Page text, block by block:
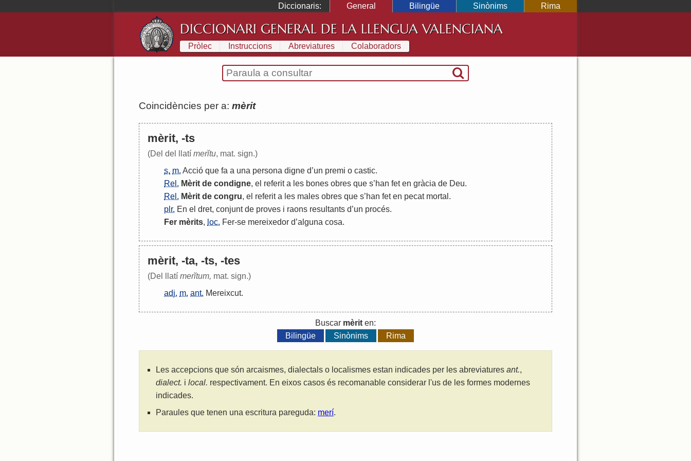
Diccionaris: General Bilingüe Sinònims Rima
DICCIONARI GENERAL DE LA LLENGUA VALENCIANA
Pròlec Instruccions Abreviatures Colaboradors
Coincidències per a: mèrit
mèrit, -ts
(Del del llatí merĭtu, mat. sign.)
s. m. Acció que fa a una persona digne d’un premi o castic.
Rel. Mèrit de condigne, el referit a les bones obres que s’han fet en gràcia de Deu.
Rel. Mèrit de congru, el referit a les males obres que s’han fet en pecat mortal .
plr. En el dret, conjunt de proves i raons resultants d’un procés.
Fer mèrits, loc. Fer-se mereixedor d’alguna cosa.
mèrit, -ta, -ts, -tes
(Del llatí merĭtum, mat. sign.)
adj. m. ant. Mereixcut.
Buscar mèrit en:
Bilingüe
Sinònims Rima
Les accepcions que són arcaismes, dialectals o localismes estan indicades per les abreviatures ant.,
dialect. i local. respectivament. En eixos casos és recomanable considerar l'us de les formes modernes
indicades.
Paraules que tenen una escritura pareguda: merí.